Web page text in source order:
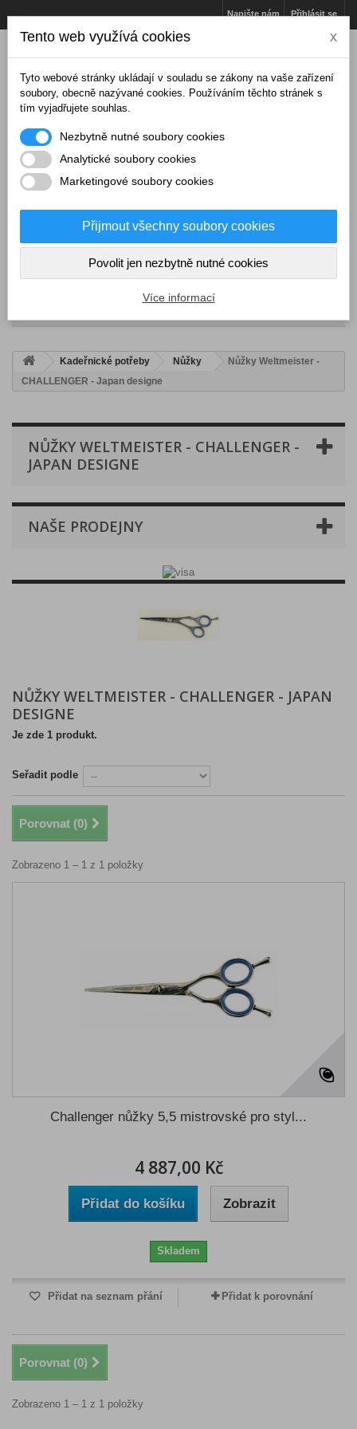
Přihlásit se
Napište nám
Košík (prázdný)
Kadeřnické potřeby Nůžky
Nůžky Weltmeister -
CHALLENGER - Japan designe
NŮŽKY WELTMEISTER - CHALLENGER -
JAPAN DESIGNE
NAŠE PRODEJNY
NŮŽKY WELTMEISTER - CHALLENGER - JAPAN
DESIGNE
Je zde 1 produkt.
Seřadit podle
Porovnat (0)
Zobrazeno 1 – 1 z 1 položky
Challenger nůžky 5,5 mistrovské pro styl...
4 887,00 Kč
Přidat do košíku Zobrazit
Skladem
Přidat na seznam přání Přidat k porovnání
Porovnat (0)
Zobrazeno 1 – 1 z 1 položky
Tento web využívá cookies x
Tyto webové stránky ukládají v souladu se zákony na vaše zařízení
soubory, obecně nazývané cookies. Používáním těchto stránek s
tím vyjadřujete souhlas.
Nezbytně nutné soubory cookies
Analytické soubory cookies
Marketingové soubory cookies
Přijmout všechny soubory cookies
Povolit jen nezbytně nutné cookies
Více informací